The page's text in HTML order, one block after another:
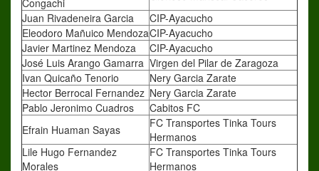
Congachi
Juan Rivadeneira Garcia
CIP-Ayacucho
Eleodoro Mañuico MendozaCIP-Ayacucho
Javier Martinez Mendoza
CIP-Ayacucho
José Luis Arango Gamarra Virgen del Pilar de Zaragoza
Ivan Quicaño Tenorio
Nery Garcia Zarate
Hector Berrocal Fernandez Nery Garcia Zarate
Pablo Jeronimo Cuadros
Cabitos FC
Efrain Huaman Sayas
FC Transportes Tinka Tours
Hermanos
Lile Hugo Fernandez
Morales
FC Transportes Tinka Tours
Hermanos